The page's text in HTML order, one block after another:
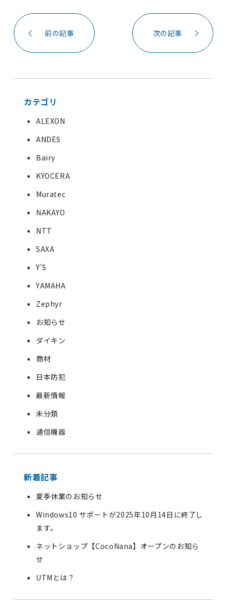
前の記事 次の記事
カテゴリ
ALEXON
ANDES
Bairy
KYOCERA
Muratec
NAKAYO
NTT
SAXA
Y'S
YAMAHA
Zephyr
お知らせ
ダイキン
商材
日本防犯
最新情報
未分類
通信機器
新着記事
夏季休業のお知らせ
Windows10 サポートが2025年10月14日に終了し
ます。
ネットショップ【CocoNana】オープンのお知ら
せ
UTMとは？